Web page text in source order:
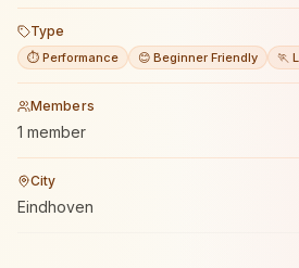
Type
⏱️ Performance 😊 Beginner Friendly 🏃
Members
1 member
City
Eindhoven